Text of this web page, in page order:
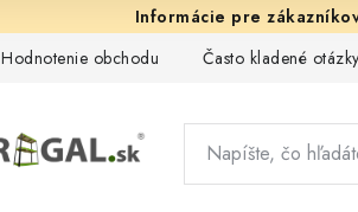
Hodnotenie obchodu Často kladené otázky